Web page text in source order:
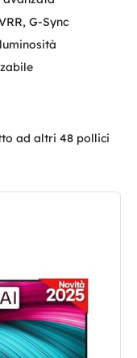
G-Sync
ad altri 48 pollici